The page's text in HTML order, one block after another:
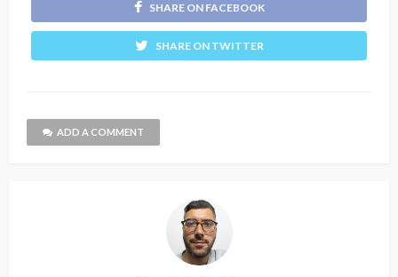
SHARE ON FACEBOOK
SHARE ON TWITTER
ADD A COMMENT